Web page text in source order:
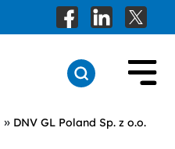
» DNV GL Poland Sp. z o.o.